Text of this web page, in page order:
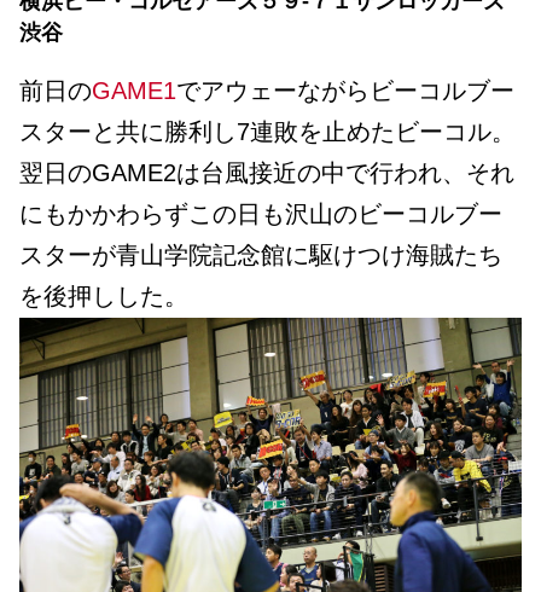
渋谷
前日のGAME1でアウェーながらビーコルブー
スターと共に勝利し7連敗を止めたビーコル。
翌日のGAME2は台風接近の中で行われ、それ
にもかかわらずこの日も沢山のビーコルブー
スターが青山学院記念館に駆けつけ海賊たち
を後押しした。